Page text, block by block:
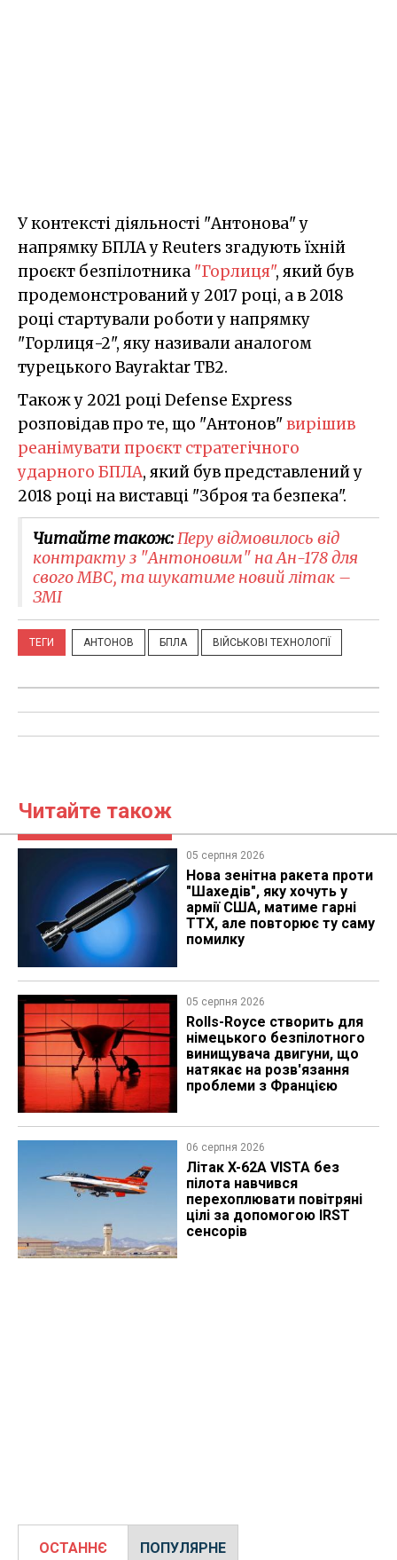
У контексті діяльності "Антонова" у
напрямку БПЛА у Reuters згадують їхній
проєкт безпілотника "Горлиця", який був
продемонстрований у 2017 році, а в 2018
році стартували роботи у напрямку
"Горлиця-2", яку називали аналогом
турецького Bayraktar TB2.
Також у 2021 році Defense Express
розповідав про те, що "Антонов"вирішив
реанімувати проєкт стратегічного
ударного БПЛА, який був представлений у
2018 році на виставці "Зброя та безпека".
Читайте також:Перу відмовилось від
контракту з "Антоновим" на Ан-178 для
свого МВС, та шукатиме новий літак –
ЗМІ
ТЕГИ АНТОНОВ БПЛА ВІЙСЬКОВІ ТЕХНОЛОГІЇ
Читайте також
05 серпня 2026
Нова зенітна ракета проти
"Шахедів", яку хочуть у
армії США, матиме гарні
ТТХ, але повторює ту саму
помилку
05 серпня 2026
Rolls-Royce створить для
німецького безпілотного
винищувача двигуни, що
натякає на розв'язання
проблеми з Францією
06 серпня 2026
Літак X-62A VISTA без
пілота навчився
перехоплювати повітряні
цілі за допомогою IRST
сенсорів
ОСТАННЄ ПОПУЛЯРНЕ